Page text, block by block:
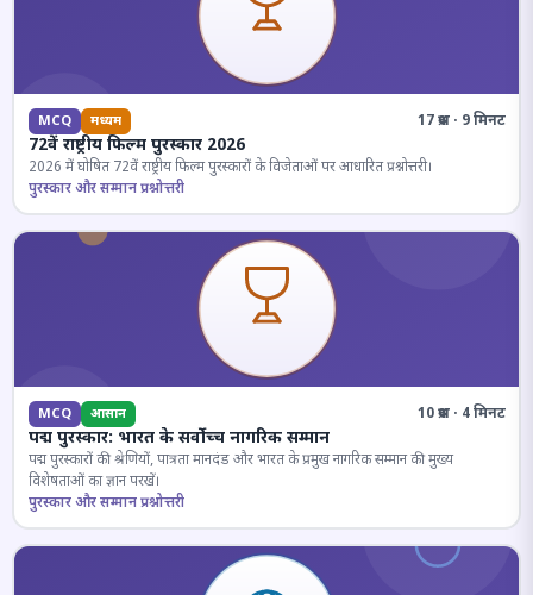
MCQ मध्यम 17 प्रश्न · 9 मिनट
72वें राष्ट्रीय फिल्म पुरस्कार 2026
2026 में घोषित 72वें राष्ट्रीय फिल्म पुरस्कारों के विजेताओं पर आधारित प्रश्नोत्तरी।
पुरस्कार और सम्मान प्रश्नोत्तरी
MCQ आसान 10 प्रश्न · 4 मिनट
पद्म पुरस्कार: भारत के सर्वोच्च नागरिक सम्मान
पद्म पुरस्कारों की श्रेणियों, पात्रता मानदंड और भारत के प्रमुख नागरिक सम्मान की मुख्य
विशेषताओं का ज्ञान परखें।
पुरस्कार और सम्मान प्रश्नोत्तरी